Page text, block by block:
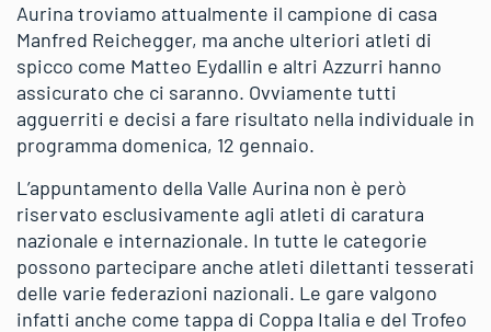
Aurina troviamo attualmente il campione di casa
Manfred Reichegger, ma anche ulteriori atleti di
spicco come Matteo Eydallin e altri Azzurri hanno
assicurato che ci saranno. Ovviamente tutti
agguerriti e decisi a fare risultato nella individuale in
programma domenica, 12 gennaio.
L’appuntamento della Valle Aurina non è però
riservato esclusivamente agli atleti di caratura
nazionale e internazionale. In tutte le categorie
possono partecipare anche atleti dilettanti tesserati
delle varie federazioni nazionali. Le gare valgono
infatti anche come tappa di Coppa Italia e del Trofeo